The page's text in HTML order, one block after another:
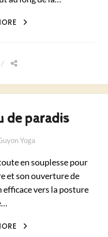
SOUFFLE
de paradis
Yoga
en souplesse pour
et son ouverture de
vers la posture
VERS